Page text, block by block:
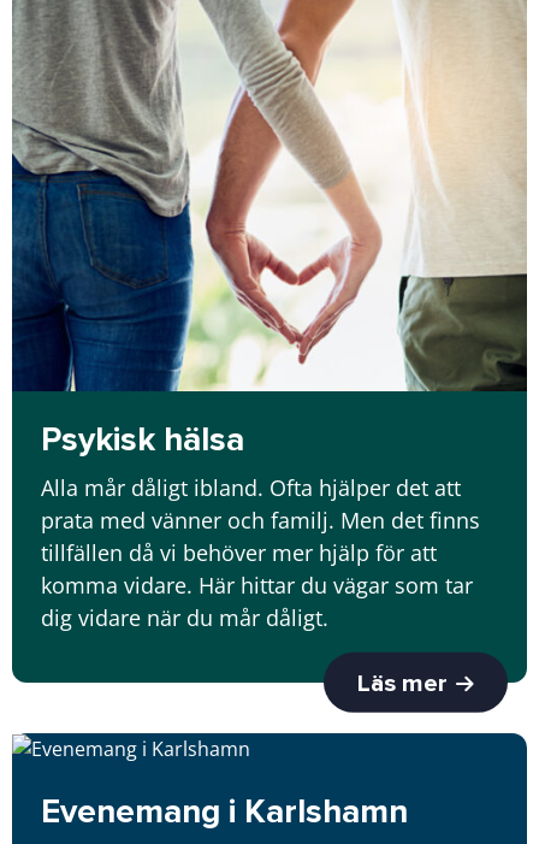
Psykisk hälsa
Alla mår dåligt ibland. Ofta hjälper det att
prata med vänner och familj. Men det finns
tillfällen då vi behöver mer hjälp för att
komma vidare. Här hittar du vägar som tar
dig vidare när du mår dåligt.
Läs mer
Evenemang i Karlshamn